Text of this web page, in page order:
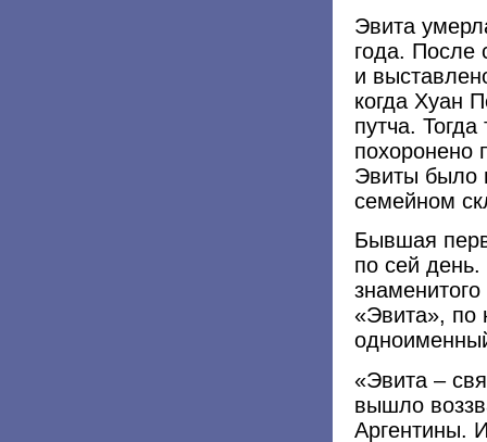
Эвита
года. После
и
когда Хуан
путча.
похоронено
Эвиты было
семейном
Бывшая
по сей
«Эвита», по
«Эвита –
вышло
Аргентины.